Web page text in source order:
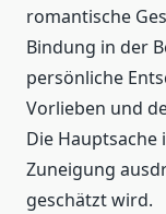
romantische
Bindung in der
persönliche
Vorlieben und
Die Hauptsache
Zuneigung
geschätzt wird.